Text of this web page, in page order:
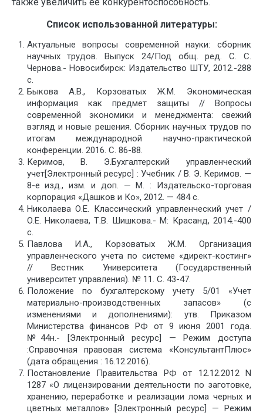
также увеличить ее конкурентоспособность.
Список использованной литературы:
Актуальные вопросы современной науки: сборник
научных трудов. Выпуск 24/Под общ. ред. С. С.
Чернова.- Новосибирск: Издательство ШТУ, 2012.-288
с.
Быкова А.В., Корзоватых Ж.М. Экономическая
информация как предмет защиты // Вопросы
современной экономики и менеджмента: свежий
взгляд и новые решения. Сборник научных трудов по
итогам международной научно-практической
конференции. 2016. С. 86-88.
Керимов, В. Э.Бухгалтерский управленческий
учет[Электронный ресурс] : Учебник / В. Э. Керимов. —
8-е изд., изм. и доп. — М. : Издательско-торговая
корпорация «Дашков и Ко», 2012. — 484 с.
Николаева О.Е. Классический управленческий учет /
О.Е. Николаева, Т.В. Шишкова.- М: Красанд, 2014.-400
с.
Павлова И.А., Корзоватых Ж.М. Организация
управленческого учета по системе «директ-костинг»
// Вестник Университета (Государственный
университет управления). № 11. С. 43-47.
Положение по бухгалтерскому учету 5/01 «Учет
материально-производственных запасов» (с
изменениями и дополнениями): утв. Приказом
Министерства финансов РФ от 9 июня 2001 года.
№44н.- [Электронный ресурс] — Режим доступа
:Справочная правовая система «КонсультантПлюс»
(дата обращения : 16.12.2016).
Постановление Правительства РФ от 12.12.2012 N
1287 «О лицензировании деятельности по заготовке,
хранению, переработке и реализации лома черных и
цветных металлов» [Электронный ресурс] — Режим